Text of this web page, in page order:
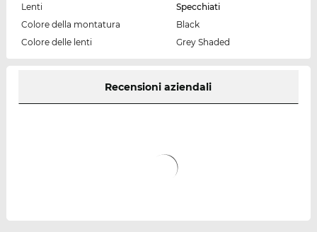
Lenti
Specchiati
Colore della montatura
Black
Colore delle lenti
Grey Shaded
Recensioni aziendali